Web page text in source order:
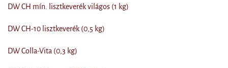
DW CH mín. lisztkeverék világos (1 kg)
DW CH-10 lisztkeverék (0,5 kg)
DW Colla-Vita (0,3 kg)